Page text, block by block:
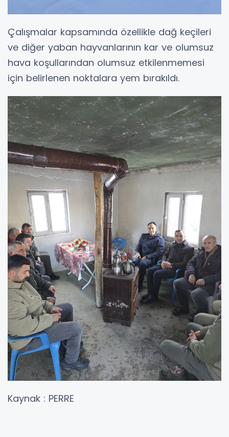
Çalışmalar kapsamında özellikle dağ keçileri
ve diğer yaban hayvanlarının kar ve olumsuz
hava koşullarından olumsuz etkilenmemesi
için belirlenen noktalara yem bırakıldı.
Kaynak : PERRE